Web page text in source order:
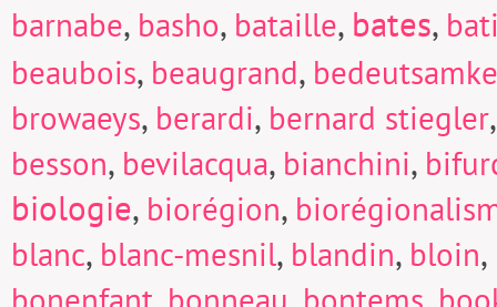
barnabe, basho, bataille, bates,
beaubois, beaugrand,
browaeys, berardi, bernard stiegler
besson, bevilacqua, bianchini,
biologie, biorégion,
blanc, blanc-mesnil, blandin, bloin,